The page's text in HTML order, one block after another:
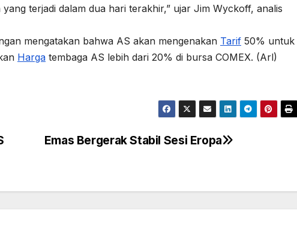
yang terjadi dalam dua hari terakhir,” ujar Jim Wyckoff, analis
mengatakan bahwa AS akan mengenakan Tarif 50% untuk
Harga tembaga AS lebih dari 20% di bursa COMEX. (Arl)
Emas Bergerak Stabil Sesi Eropa